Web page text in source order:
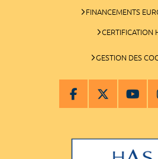
FINANCEMENTS
CERTIFICATION
GESTION DES